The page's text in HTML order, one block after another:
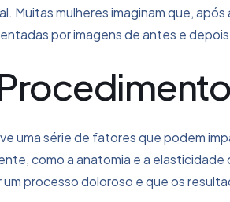
Muitas mulheres imaginam que,
por imagens de antes e
uma série de fatores que podem
como a anatomia e a
processo doloroso e que os